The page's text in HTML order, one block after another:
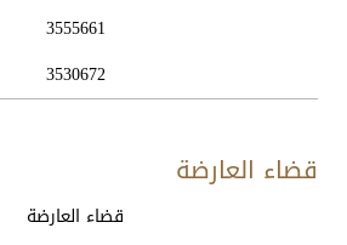
3555661
3530672
قضاء العارضة
فاكس
قضاء العارضة